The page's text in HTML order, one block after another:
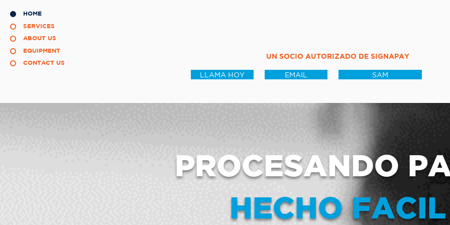
HOME
SERVICES
ABOUT US
EQUIPMENT
CONTACT US
UN SOCIO AUTORIZADO DE SIGNAPAY
LLAMA HOY EMAIL SAM
PROCESANDO
HECHO FACIL